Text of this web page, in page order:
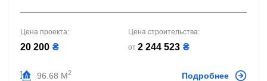
Цена проекта:
20 200 ₴
Цена строительства:
от 2 244 523 ₴
96.68 М2 Подробнее